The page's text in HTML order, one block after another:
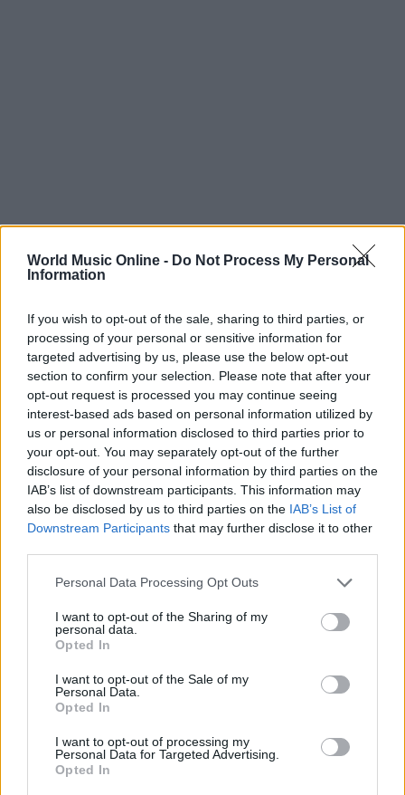
World Music Online - Do Not Process My Personal
Information
If you wish to opt-out of the sale, sharing to third parties, or
processing of your personal or sensitive information for
targeted advertising by us, please use the below opt-out
section to confirm your selection. Please note that after your
opt-out request is processed you may continue seeing
interest-based ads based on personal information utilized by
us or personal information disclosed to third parties prior to
your opt-out. You may separately opt-out of the further
disclosure of your personal information by third parties on the
IAB’s list of downstream participants. This information may
also be disclosed by us to third parties on the IAB’s List of
Downstream Participants that may further disclose it to other
Please note that this website/app uses one or more Google
not limited to your visit or usage behaviour. You may click to
grant or deny consent to Google and its third-party tags to
use your data for below specified purposes in below Google
consent section.
Personal Data Processing Opt Outs
I want to opt-out of the Sharing of my
personal data.
Opted In
I want to opt-out of the Sale of my
Personal Data.
Opted In
I want to opt-out of processing my
Personal Data for Targeted Advertising.
Opted In
Conclusione: un futuro luminoso per
In un mondo musicale in continua evoluzione,
Bresh si distingue per la sua autenticità e il suo
talento. Con ogni nuova canzone, ci regala un
pezzo della sua anima e ci invita a seguirlo in
questo fantastico viaggio. È un marinaio che
naviga tra le onde del rap e delle emozioni, e non
possiamo fare a meno di sentirci coinvolti nella sua
storia. Quindi, preparati a salpare con lui, perché il
viaggio è appena iniziato! Sei pronto a scoprire
AUTORE